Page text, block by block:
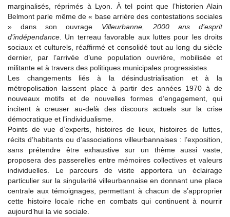
marginalisés, réprimés à Lyon. À tel point que l’historien Alain
Belmont parle même de « base arrière des contestations sociales
» dans son ouvrage Villeurbanne, 2000 ans d’esprit
d’indépendance . Un terreau favorable aux luttes pour les droits
sociaux et culturels, réaffirmé et consolidé tout au long du siècle
dernier, par l’arrivée d’une population ouvrière, mobilisée et
militante et à travers des politiques municipales progressistes.
Les changements liés à la désindustrialisation et à la
métropolisation laissent place à partir des années 1970 à de
nouveaux motifs et de nouvelles formes d’engagement, qui
incitent à creuser au-delà des discours actuels sur la crise
démocratique et l’individualisme.
Points de vue d’experts, histoires de lieux, histoires de luttes,
récits d’habitants ou d’associations villeurbannaises : l’exposition,
sans prétendre être exhaustive sur un thème aussi vaste,
proposera des passerelles entre mémoires collectives et valeurs
individuelles. Le parcours de visite apportera un éclairage
particulier sur la singularité villeurbannaise en donnant une place
centrale aux témoignages, permettant à chacun de s’approprier
cette histoire locale riche en combats qui continuent à nourrir
aujourd’hui la vie sociale.